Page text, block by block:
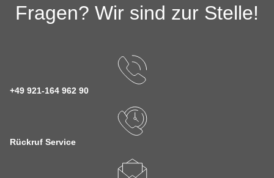
Fragen? Wir sind zur Stelle!
+49 921-164 962 90
Rückruf Service